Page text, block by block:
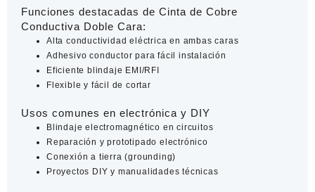
Funciones destacadas de Cinta de Cobre
Conductiva Doble Cara:
Alta conductividad eléctrica en ambas caras
Adhesivo conductor para fácil instalación
Eficiente blindaje EMI/RFI
Flexible y fácil de cortar
Usos comunes en electrónica y DIY
Blindaje electromagnético en circuitos
Reparación y prototipado electrónico
Conexión a tierra (grounding)
Proyectos DIY y manualidades técnicas